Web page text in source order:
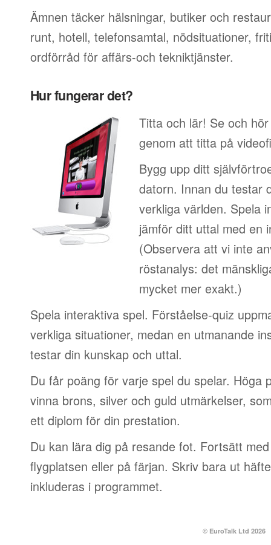
Ämnen täcker hälsningar, butiker och
runt, hotell, telefonsamtal, nödsituationer,
ordförråd för affärs-och tekniktjänster.
Hur fungerar det?
Titta och lär! Se och
genom att titta på
Bygg upp ditt
datorn. Innan du testar
verkliga världen. Spela
jämför ditt uttal med en
(Observera att vi inte
röstanalys: det
mycket mer exakt.)
Spela interaktiva spel. Förståelse-quiz
verkliga situationer, medan en utmanande
testar din kunskap och uttal.
Du får poäng för varje spel du spelar. Höga
vinna brons, silver och guld utmärkelser,
ett diplom för din prestation.
Du kan lära dig på resande fot. Fortsätt
flygplatsen eller på färjan. Skriv bara ut
inkluderas i programmet.
© EuroTalk Ltd 2026